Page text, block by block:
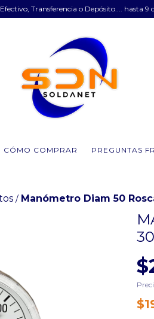
Transferencia o Depósito.... hasta 9
CÓMO COMPRAR PREGUNTAS
/ Manómetro Diam 50